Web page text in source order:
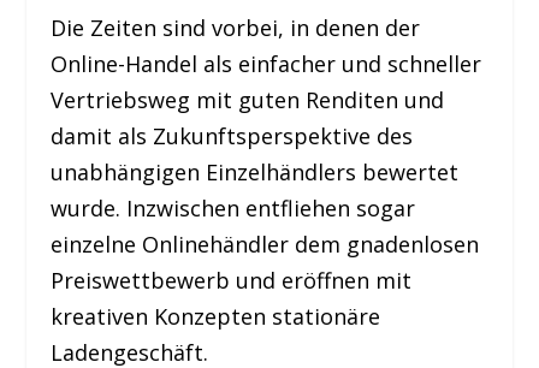
Die Zeiten sind vorbei, in denen der
Online-Handel als einfacher und schneller
Vertriebsweg mit guten Renditen und
damit als Zukunftsperspektive des
unabhängigen Einzelhändlers bewertet
wurde. Inzwischen entfliehen sogar
einzelne Onlinehändler dem gnadenlosen
Preiswettbewerb und eröffnen mit
kreativen Konzepten stationäre
Ladengeschäft.